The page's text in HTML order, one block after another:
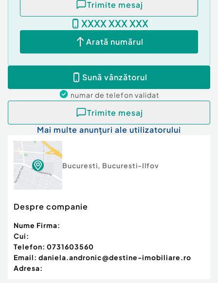
Trimite mesaj
XXXX XXX XXX
Arată numărul
Sună vânzătorul
numar de telefon validat
Trimite mesaj
Mai multe anunțuri ale utilizatorului
Bucuresti, Bucuresti-Ilfov
Despre companie
Nume Firma:
Cui:
Telefon: 0731603560
Email: daniela.andronic@destine-imobiliare.ro
Adresa: